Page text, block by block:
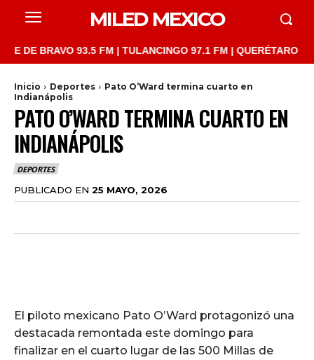
MILED MEXICO
93.5 FM | TULANCINGO 97.1 FM | QUERÉTARO 103.1
Inicio Deportes
Pato O’Ward termina cuarto en
Indianápolis
PATO O’WARD TERMINA CUARTO EN
INDIANÁPOLIS
DEPORTES
PUBLICADO EN 25 MAYO, 2026
El piloto mexicano Pato O’Ward protagonizó una
destacada remontada este domingo para
finalizar en el cuarto lugar de las 500 Millas de